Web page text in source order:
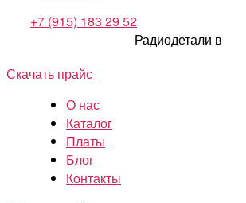
+7 (915) 183 29 52
Радиодетали в
Скачать прайс
О нас
Каталог
Платы
Блог
Контакты